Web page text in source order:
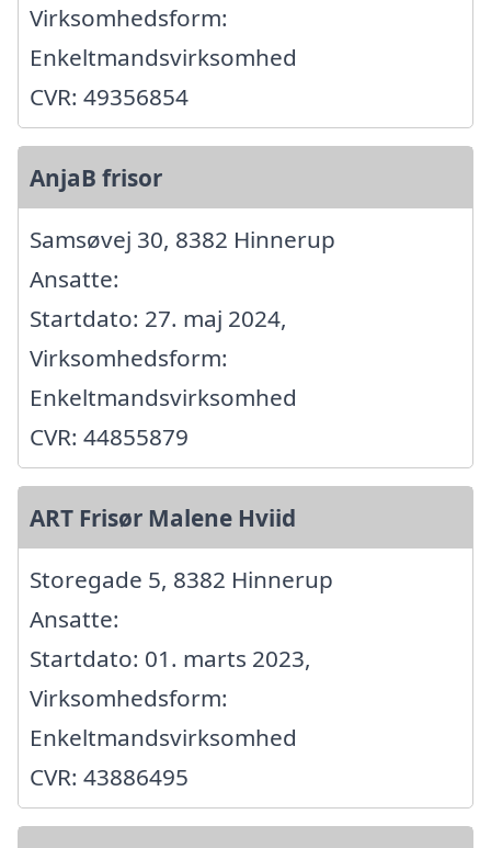
Virksomhedsform:
Enkeltmandsvirksomhed
CVR: 49356854
AnjaB frisor
Samsøvej 30, 8382 Hinnerup
Ansatte:
Startdato: 27. maj 2024,
Virksomhedsform:
Enkeltmandsvirksomhed
CVR: 44855879
ART Frisør Malene Hviid
Storegade 5, 8382 Hinnerup
Ansatte:
Startdato: 01. marts 2023,
Virksomhedsform:
Enkeltmandsvirksomhed
CVR: 43886495